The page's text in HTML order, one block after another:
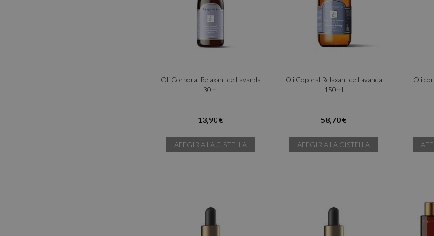
Oli Corporal Relaxant de Lavanda
30ml
13,90 €
AFEGIR A LA CISTELLA
Oli Coporal Relaxant de Lavanda
150ml
58,70 €
AFEGIR A LA CISTELLA
Oli